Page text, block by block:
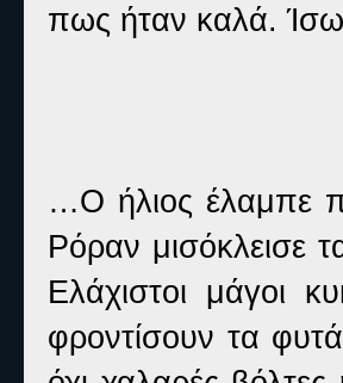
πως ήταν καλά.
…Ο ήλιος έλαμπε
Ρόραν μισόκλεισε
Ελάχιστοι μάγοι
φροντίσουν τα